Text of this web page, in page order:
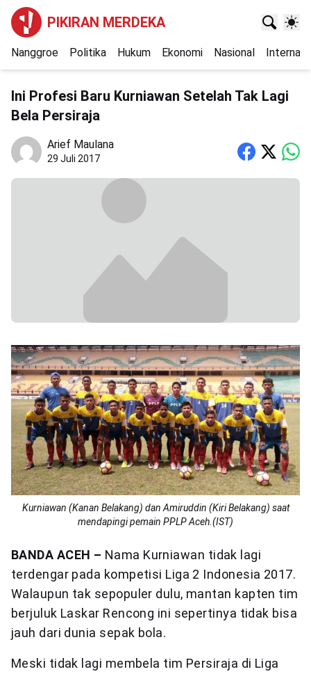
PIKIRAN MERDEKA
Nanggroe Politika Hukum Ekonomi Nasional
Ini Profesi Baru Kurniawan Setelah Tak Lagi
Bela Persiraja
Arief Maulana
29 Juli 2017
Kurniawan (Kanan Belakang) dan Amiruddin (Kiri Belakang) saat
mendapingi pemain PPLP Aceh.(IST)
BANDA ACEH – Nama Kurniawan tidak lagi
terdengar pada kompetisi Liga 2 Indonesia 2017.
Walaupun tak sepopuler dulu, mantan kapten tim
berjuluk Laskar Rencong ini sepertinya tidak bisa
jauh dari dunia sepak bola.
Meski tidak lagi membela tim Persiraja di Liga